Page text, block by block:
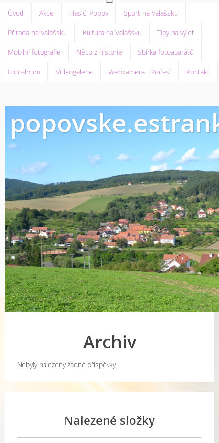
Úvod Akce Hasiči Popov Sport na Valašsku
Příroda na Valašsku Kultura na Valašsku Tipy na výlet
Mobilní fotografie Něco z historie Sbírka fotoaparátů
Fotoalbum Videogalerie Webkamera - Počasí Kontakt
Archiv
Nebyly nalezeny žádné příspěvky
Nalezené složky